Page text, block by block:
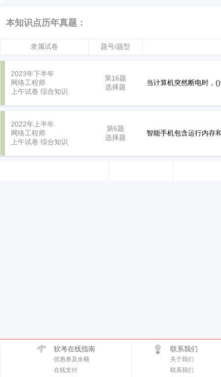
本知识点历年真题：
隶属试卷 题号/题型
2023年下半年
网络工程师
上午试卷 综合知识
第16题
选择题
当计算机突然断电时，
2022年上半年
网络工程师
上午试卷 综合知识
第6题
选择题
智能手机包含运行内存
软考在线指南
优惠劵及余额
在线支付
联系我们
关于我们
联系我们